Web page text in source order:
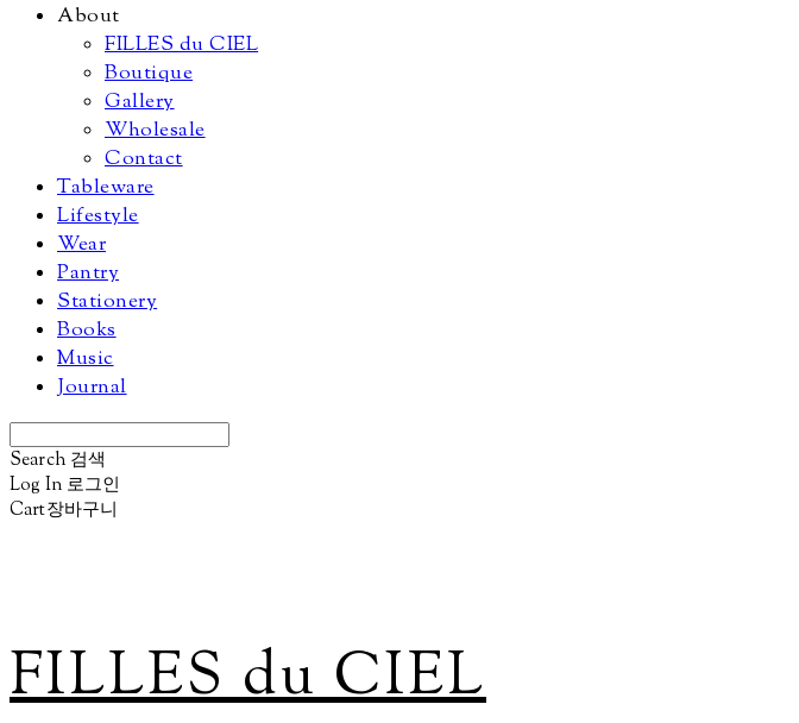
About
FILLES du CIEL
Boutique
Gallery
Wholesale
Contact
Tableware
Lifestyle
Wear
Pantry
Stationery
Books
Music
Journal
Search 검색
Log In 로그인
Cart장바구니
FILLES du CIEL